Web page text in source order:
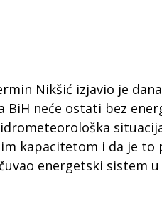
Nikšić izjavio je
BiH neće ostati bez
kapacitetom i da je
energetski sistem